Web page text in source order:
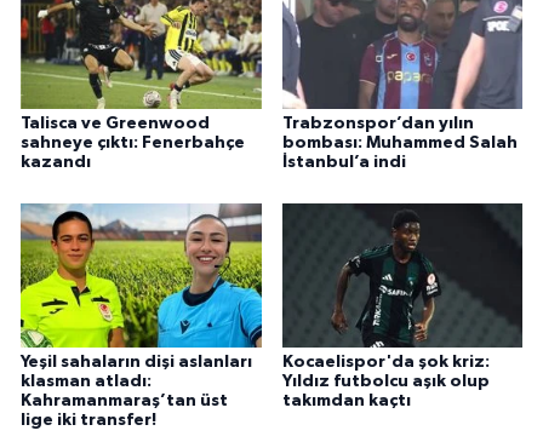
Talisca ve Greenwood
sahneye çıktı: Fenerbahçe
kazandı
Trabzonspor’dan yılın
bombası: Muhammed Salah
İstanbul’a indi
Yeşil sahaların dişi aslanları
klasman atladı:
Kahramanmaraş’tan üst
lige iki transfer!
Kocaelispor'da şok kriz:
Yıldız futbolcu aşık olup
takımdan kaçtı